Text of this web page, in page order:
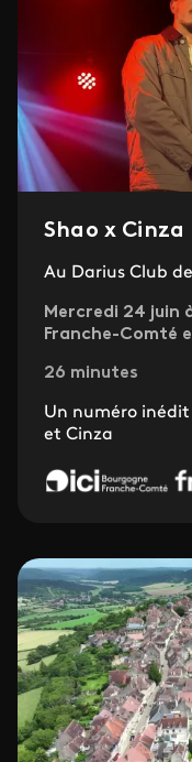
Shao x Cinza
Au Darius Club
Mercredi 24 juin
Franche-Comté
26 minutes
Un numéro
et Cinza